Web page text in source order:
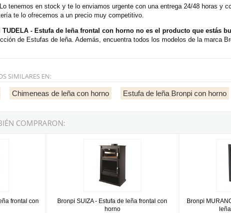
Lo tenemos en stock y te lo enviamos urgente con una entrega 24/48 horas y
te lo ofrecemos a un precio muy competitivo.
- Estufa de leña frontal con horno no es el producto que estás
de Estufas de leña. Además, encuentra todos los modelos de la marca
SIMILARES EN:
Chimeneas de leña con horno Estufa de leña Bronpi con horno
COMPRARON:
frontal con
Bronpi SUIZA - Estufa de leña frontal con
horno
Bronpi